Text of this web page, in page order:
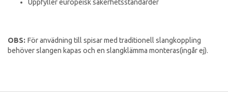
Uppfyller europeisk säkerhetsstandarder
OBS: För anvädning till spisar med traditionell slangkoppling
behöver slangen kapas och en slangklämma monteras(ingår ej).